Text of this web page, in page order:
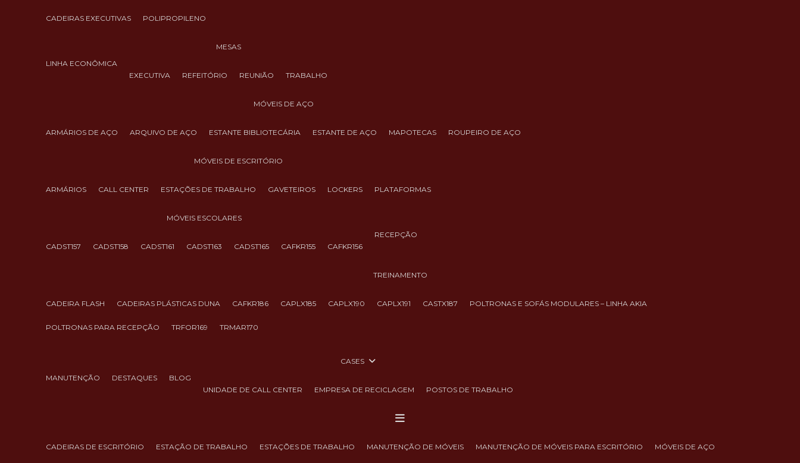
CADEIRAS EXECUTIVAS POLIPROPILENO
LINHA ECONÔMICA
MESAS
EXECUTIVA REFEITÓRIO REUNIÃO TRABALHO
MÓVEIS DE AÇO
ARMÁRIOS DE AÇO ARQUIVO DE AÇO ESTANTE BIBLIOTECÁRIA ESTANTE DE AÇO MAPOTECAS ROUPEIRO DE AÇO
MÓVEIS DE ESCRITÓRIO
ARMÁRIOS CALL CENTER ESTAÇÕES DE TRABALHO GAVETEIROS LOCKERS PLATAFORMAS
MÓVEIS ESCOLARES
CADST157 CADST158 CADST161 CADST163 CADST165 CAFKR155 CAFKR156
RECEPÇÃO
TREINAMENTO
CADEIRA FLASH CADEIRAS PLÁSTICAS DUNA CAFKR186 CAPLX185 CAPLX190 CAPLX191 CASTX187 POLTRONAS E SOFÁS MODULARES – LINHA AKIA
POLTRONAS PARA RECEPÇÃO TRFOR169 TRMAR170
MANUTENÇÃO DESTAQUES BLOG
CASES
UNIDADE DE CALL CENTER EMPRESA DE RECICLAGEM POSTOS DE TRABALHO
CADEIRAS DE ESCRITÓRIO ESTAÇÃO DE TRABALHO ESTAÇÕES DE TRABALHO MANUTENÇÃO DE MÓVEIS MANUTENÇÃO DE MÓVEIS PARA ESCRITÓRIO MÓVEIS DE AÇO